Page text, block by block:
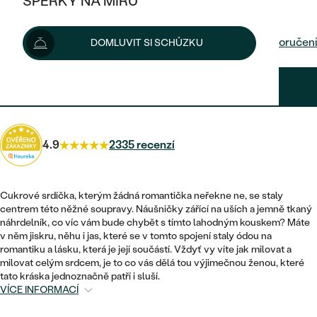
KOMBINOVANÉ ZLATO
DLE STYLU
ETERNITY
VINTAGE
NETRADIČNÍ
TEPANÉ
POSTRANNÍ KAMENY
HALO
VINTAGE
SNUBNÍ A ZÁSNUBNÍ SETY
NETRADIČNÍ
SESTAV SI SVŮJ PRSTEN
ZAČÍT S PRSTENEM
VÝPRODEJ
KDYŽ ŠPERKY POMÁHAJÍ
DLE TYPU
NÁUŠNICE
PRSTENY
PŘÍVĚSKY
NÁRAMKY
SETY
PLATINOVÉ
PECKOVÉ
KRUHOVÉ
MINIMALISTICKÉ
VISACÍ
SOLITÉR
VE TVARU SRDCE
ZLATÉ
STŘÍBRNÉ
DLE STYLU
SOLITÉR
NAROZENÍ DÍTĚTE
PERSONALIZOVANÉ
SE ZNAMENÍM ZVĚROKRUHU
ŠPERKY SKLADEM
VÝPRODEJ
DLE MATERIÁLU
ZLATÉ
PLATINOVÉ
DLE STYLU
ETERNITY
DOMLUVIT SI SCHŮZKU
4 150 Kč 4 510 Kč
Možnosti doručení
4.9 2335 recenzí
Cukrové srdíčka, kterým žádná romantička neřekne ne, se staly
centrem této něžné soupravy. Náušničky zářící na uších a jemně tkaný
náhrdelník, co víc vám bude chybět s tímto lahodným kouskem? Máte
v něm jiskru, něhu i jas, které se v tomto spojení staly ódou na
romantiku a lásku, která je její součástí. Vždyť vy víte jak milovat a
milovat celým srdcem, je to co vás dělá tou výjimečnou ženou, které
tato kráska jednoznačně patří i sluší.
VÍCE INFORMACÍ